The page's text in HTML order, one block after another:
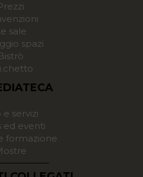
sale
spazi
e servizi
ed eventi
formazione